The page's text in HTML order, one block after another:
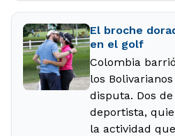
El broche
en el golf
Colombia
los
disputa. Dos
deportista,
la actividad